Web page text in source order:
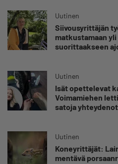
Uutinen
Siivousyrittäjän
matkustamaan
suorittaakseen
Uutinen
Isät opettelevat
Voimamiehen
satoja
Uutinen
Koneyrittäjät:
mentävä